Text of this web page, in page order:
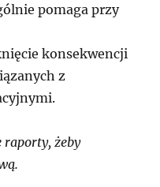
pomaga przy
konsekwencji
z
raporty, żeby